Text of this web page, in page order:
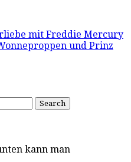
mit Freddie Mercury
und Prinz
kann man